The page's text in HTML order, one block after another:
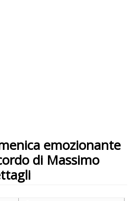
emozionante
di Massimo